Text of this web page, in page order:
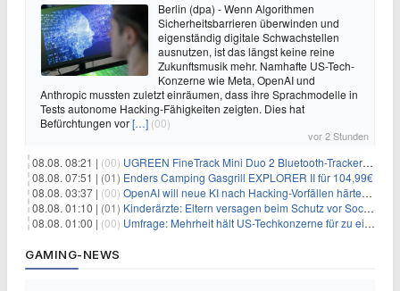
Berlin (dpa) - Wenn Algorithmen
Sicherheitsbarrieren überwinden und
eigenständig digitale Schwachstellen
ausnutzen, ist das längst keine reine
Zukunftsmusik mehr. Namhafte US-Tech-
Konzerne wie Meta, OpenAI und
Anthropic mussten zuletzt einräumen, dass ihre Sprachmodelle in
Tests autonome Hacking-Fähigkeiten zeigten. Dies hat
Befürchtungen vor[…] (00)
vor 2 Stunden
08.08. 08:21 | (00) UGREEN FineTrack Mini Duo 2 Bluetooth-Tracker 4er-Pack für 28,99€
08.08. 07:51 | (01) Enders Camping Gasgrill EXPLORER II für 104,99€
08.08. 03:37 | (00) OpenAI will neue KI nach Hacking-Vorfällen härter überwachen
08.08. 01:10 | (01) Kinderärzte: Eltern versagen beim Schutz vor Social Media
08.08. 01:00 | (00) Umfrage: Mehrheit hält US-Techkonzerne für zu einflussreich
GAMING-NEWS